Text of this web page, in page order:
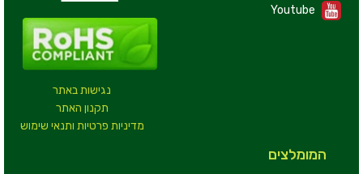
נגישות באתר
תקנון האתר
מדיניות פרטיות ותנאי שימוש
Youtube
המומלצים